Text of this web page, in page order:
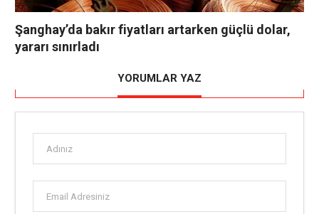
Şanghay’da bakır fiyatları artarken güçlü dolar,
yararı sınırladı
YORUMLAR YAZ